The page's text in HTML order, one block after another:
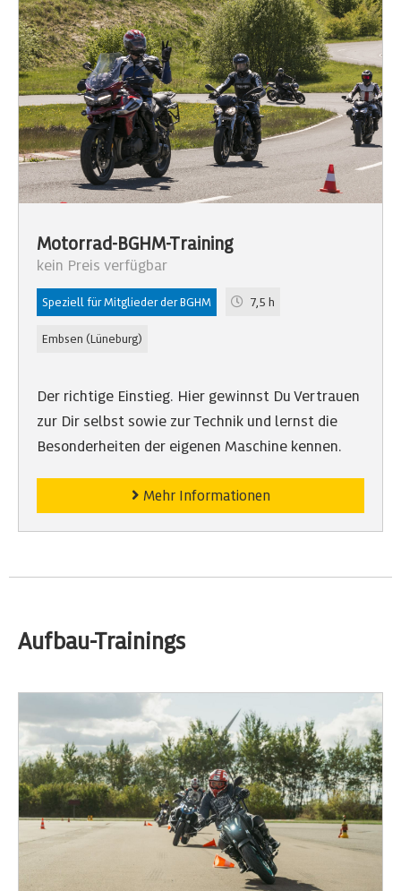
Motorrad-BGHM-Training
kein Preis verfügbar
Speziell für Mitglieder der BGHM 7,5 h
Embsen (Lüneburg)
Der richtige Einstieg. Hier gewinnst Du Vertrauen
zur Dir selbst sowie zur Technik und lernst die
Besonderheiten der eigenen Maschine kennen.
Mehr Informationen
Aufbau-Trainings